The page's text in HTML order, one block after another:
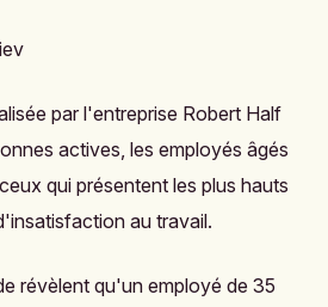
par l'entreprise Robert Half
actives, les employés âgés
qui présentent les plus hauts
au travail.
révèlent qu'un employé de 35